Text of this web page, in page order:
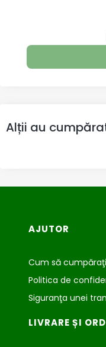
Alții au
Meniu subsol
AJUTOR
Cum să cumpăraţi
Politica de
Siguranţa unei
LIVRARE ȘI